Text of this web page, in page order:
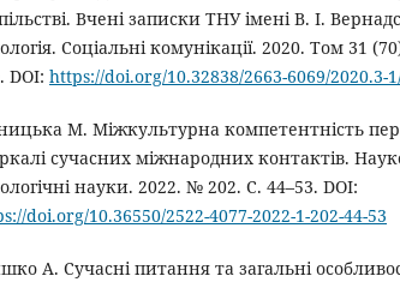
Вчені записки ТНУ імені В. І.
Соціальні комунікації. 2020. Том 31
DOI: https://doi.org/10.32838/2663-6069/2020.3-
М. Міжкультурна компетентність
сучасних міжнародних контактів.
науки. 2022. № 202. С. 44–53. DOI:
doi.org/10.36550/2522-4077-2022-1-202-44-53
А. Сучасні питання та загальні